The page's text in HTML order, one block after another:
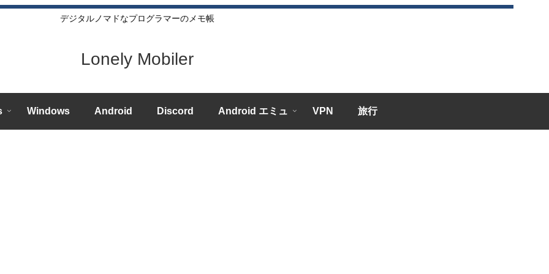
デジタルノマドなプログラマーのメモ帳
Lonely Mobiler
Windows Android Discord Android エミュ VPN 旅行